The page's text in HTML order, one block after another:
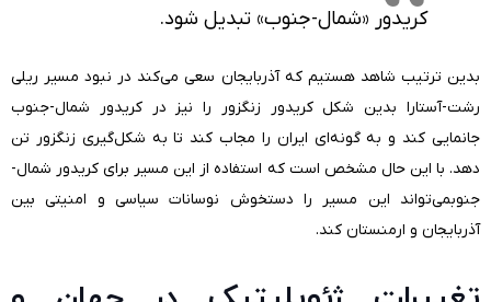
کریدور «شمال-جنوب» تبدیل شود.
بدین ترتیب شاهد هستیم که آذربایجان سعی می‌کند در نبود مسیر ریلی
رشت-آستارا بدین شکل کریدور زنگزور را نیز در کریدور شمال-جنوب
جانمایی کند و به گونه‌ای ایران را مجاب کند تا به شکل‌گیری زنگزور تن
دهد. با این حال مشخص است که استفاده از این مسیر برای کریدور شمال-
جنوبمی‌تواند این مسیر را دستخوش نوسانات سیاسی و امنیتی بین
آذربایجان و ارمنستان کند.